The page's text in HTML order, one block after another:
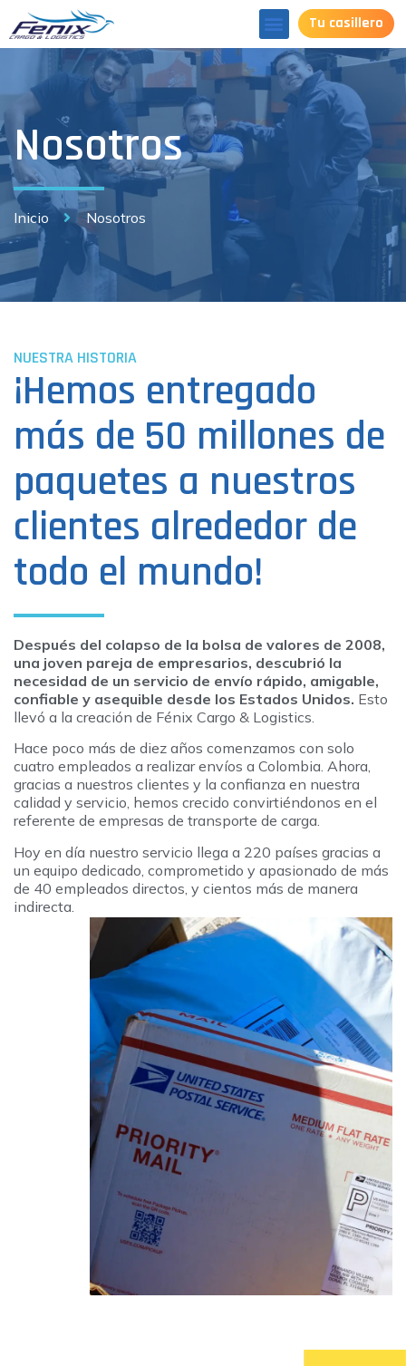
Tu casillero
Nosotros
Inicio Nosotros
NUESTRA HISTORIA
¡Hemos entregado
más de 50 millones de
paquetes a nuestros
clientes alrededor de
todo el mundo!
Después del colapso de la bolsa de valores de 2008,
una joven pareja de empresarios, descubrió la
necesidad de un servicio de envío rápido, amigable,
confiable y asequible desde los Estados Unidos. Esto
llevó a la creación de Fénix Cargo & Logistics.
Hace poco más de diez años comenzamos con solo
cuatro empleados a realizar envíos a Colombia. Ahora,
gracias a nuestros clientes y la confianza en nuestra
calidad y servicio, hemos crecido convirtiéndonos en el
referente de empresas de transporte de carga.
Hoy en día nuestro servicio llega a 220 países gracias a
un equipo dedicado, comprometido y apasionado de más
de 40 empleados directos, y cientos más de manera
indirecta.